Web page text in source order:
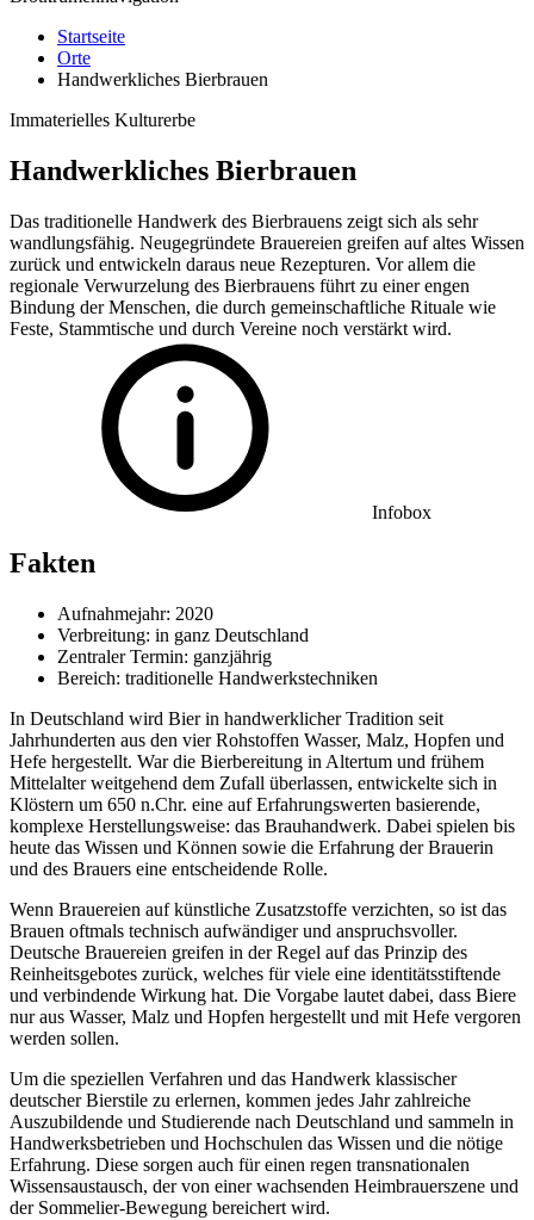
Startseite
Orte
Handwerkliches Bierbrauen
Immaterielles Kulturerbe
Handwerkliches Bierbrauen
Das traditionelle Handwerk des Bierbrauens zeigt sich als sehr
wandlungsfähig. Neugegründete Brauereien greifen auf altes Wissen
zurück und entwickeln daraus neue Rezepturen. Vor allem die
regionale Verwurzelung des Bierbrauens führt zu einer engen
Bindung der Menschen, die durch gemeinschaftliche Rituale wie
Feste, Stammtische und durch Vereine noch verstärkt wird.
Infobox
Fakten
Aufnahmejahr: 2020
Verbreitung: in ganz Deutschland
Zentraler Termin: ganzjährig
Bereich: traditionelle Handwerkstechniken
In Deutschland wird Bier in handwerklicher Tradition seit
Jahrhunderten aus den vier Rohstoffen Wasser, Malz, Hopfen und
Hefe hergestellt. War die Bierbereitung in Altertum und frühem
Mittelalter weitgehend dem Zufall überlassen, entwickelte sich in
Klöstern um 650 n.Chr. eine auf Erfahrungswerten basierende,
komplexe Herstellungsweise: das Brauhandwerk. Dabei spielen bis
heute das Wissen und Können sowie die Erfahrung der Brauerin
und des Brauers eine entscheidende Rolle.
Wenn Brauereien auf künstliche Zusatzstoffe verzichten, so ist das
Brauen oftmals technisch aufwändiger und anspruchsvoller.
Deutsche Brauereien greifen in der Regel auf das Prinzip des
Reinheitsgebotes zurück, welches für viele eine identitätsstiftende
und verbindende Wirkung hat. Die Vorgabe lautet dabei, dass Biere
nur aus Wasser, Malz und Hopfen hergestellt und mit Hefe vergoren
werden sollen.
Um die speziellen Verfahren und das Handwerk klassischer
deutscher Bierstile zu erlernen, kommen jedes Jahr zahlreiche
Auszubildende und Studierende nach Deutschland und sammeln in
Handwerksbetrieben und Hochschulen das Wissen und die nötige
Erfahrung. Diese sorgen auch für einen regen transnationalen
Wissensaustausch, der von einer wachsenden Heimbrauerszene und
der Sommelier-Bewegung bereichert wird.